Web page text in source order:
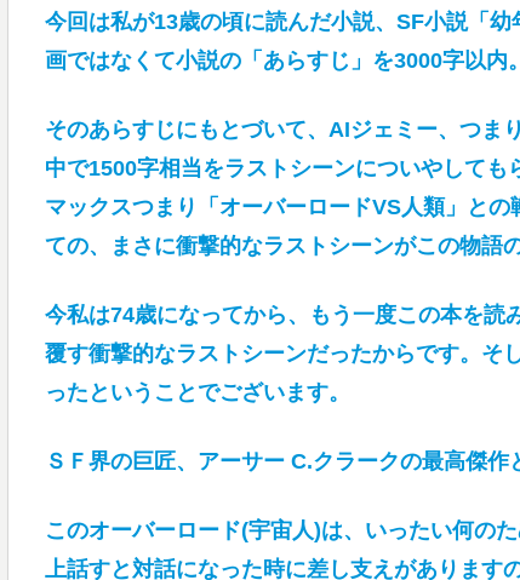
今回は私が13歳の頃に読んだ小説、SF小説「
画ではなくて小説の「あらすじ」を3000字以内
そのあらすじにもとづいて、AIジェミー、つま
中で1500字相当をラストシーンについやして
マックスつまり「オーバーロードVS人類」と
ての、まさに衝撃的なラストシーンがこの物語
今私は74歳になってから、もう一度この本を読
覆す衝撃的なラストシーンだったからです。そ
ったということでございます。
ＳＦ界の巨匠、アーサー C.クラークの最高傑
このオーバーロード(宇宙人)は、いったい何の
上話すと対話になった時に差し支えがあります